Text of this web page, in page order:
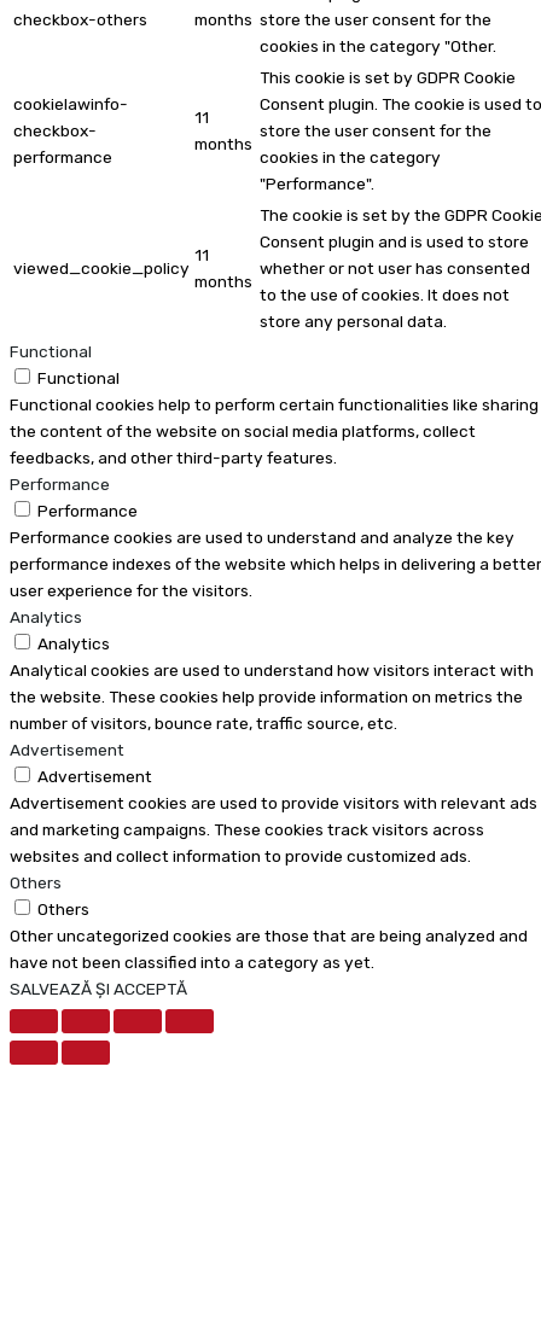
checkbox-others
months store the user consent for the
cookies in the category "Other.
cookielawinfo-
checkbox-
performance
11
months
This cookie is set by GDPR Cookie
Consent plugin. The cookie is used to
store the user consent for the
cookies in the category
"Performance".
viewed_cookie_policy
11
months
The cookie is set by the GDPR
Consent plugin and is used to store
whether or not user has consented
to the use of cookies. It does not
store any personal data.
Functional
Functional
Functional cookies help to perform certain functionalities like sharing
the content of the website on social media platforms, collect
feedbacks, and other third-party features.
Performance
Performance
Performance cookies are used to understand and analyze the key
performance indexes of the website which helps in delivering a better
user experience for the visitors.
Analytics
Analytics
Analytical cookies are used to understand how visitors interact with
the website. These cookies help provide information on metrics the
number of visitors, bounce rate, traffic source, etc.
Advertisement
Advertisement
Advertisement cookies are used to provide visitors with relevant ads
and marketing campaigns. These cookies track visitors across
websites and collect information to provide customized ads.
Others
Others
Other uncategorized cookies are those that are being analyzed and
have not been classified into a category as yet.
SALVEAZĂ ȘI ACCEPTĂ